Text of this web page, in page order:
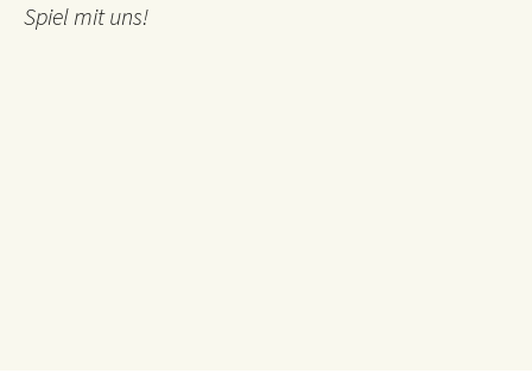
Spiel mit uns!